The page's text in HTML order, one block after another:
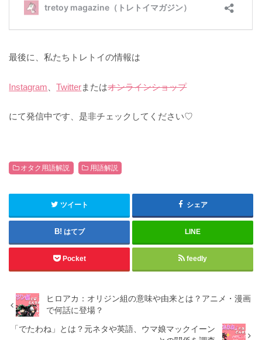
最後に、私たちトレトイの情報は
Instagram 、Twitterまたはオンラインショップ
にて発信中です、是非チェックしてください♡
オタク用語解説 用語解説
ツイート シェア
はてブ LINE
Pocket feedly
ヒロアカ：オリジン組の意味や由来とは？アニメ・漫画
で何話に登場？
「でたわね」とは？元ネタや英語、ウマ娘マックイーン